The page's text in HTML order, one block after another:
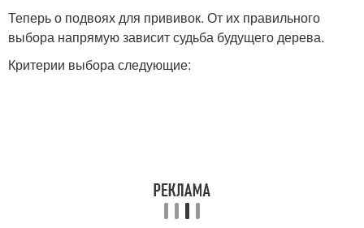
Теперь о подвоях для прививок. От их правильного
выбора напрямую зависит судьба будущего дерева.
Критерии выбора следующие: